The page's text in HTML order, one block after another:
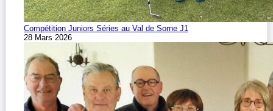
Compétition Juniors Séries au Val de Sorne J1
28 Mars 2026